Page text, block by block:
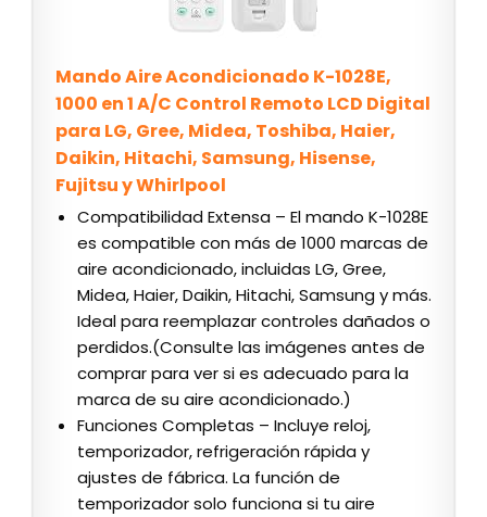
Mando Aire Acondicionado K-1028E,
1000 en 1 A/C Control Remoto LCD Digital
para LG, Gree, Midea, Toshiba, Haier,
Daikin, Hitachi, Samsung, Hisense,
Fujitsu y Whirlpool
Compatibilidad Extensa – El mando K-1028E
es compatible con más de 1000 marcas de
aire acondicionado, incluidas LG, Gree,
Midea, Haier, Daikin, Hitachi, Samsung y más.
Ideal para reemplazar controles dañados o
perdidos.(Consulte las imágenes antes de
comprar para ver si es adecuado para la
marca de su aire acondicionado.)
Funciones Completas – Incluye reloj,
temporizador, refrigeración rápida y
ajustes de fábrica. La función de
temporizador solo funciona si tu aire